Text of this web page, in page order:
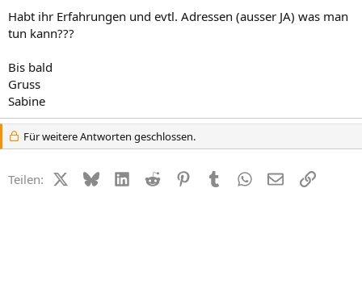
Habt ihr Erfahrungen und evtl. Adressen (ausser JA) was man
tun kann???
Bis bald
Gruss
Sabine
Für weitere Antworten geschlossen.
Teilen: X (Twitter)
BlueskyLinkedIn
Reddit PinterestTumblr WhatsApp
E-MailLink